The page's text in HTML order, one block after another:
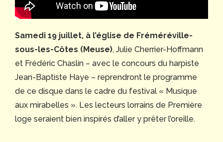
Samedi 19 juillet, à l’église de Fréméréville-
sous-les-Côtes (Meuse), Julie Cherrier-Hoffmann
et Frédéric Chaslin – avec le concours du harpiste
Jean-Baptiste Haye – reprendront le programme
de ce disque dans le cadre du festival « Musique
aux mirabelles ». Les lecteurs lorrains de Première
loge seraient bien inspirés d’aller y prêter l’oreille.